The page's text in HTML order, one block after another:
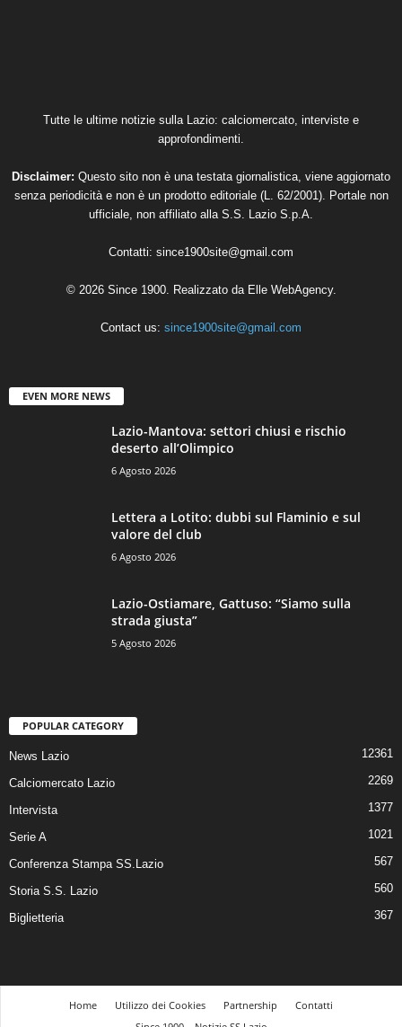
Tutte le ultime notizie sulla Lazio: calciomercato, interviste e
approfondimenti.
Disclaimer: Questo sito non è una testata giornalistica, viene aggiornato
senza periodicità e non è un prodotto editoriale (L. 62/2001). Portale non
ufficiale, non affiliato alla S.S. Lazio S.p.A.
Contatti: since1900site@gmail.com
© 2026 Since 1900. Realizzato da Elle WebAgency.
Contact us: since1900site@gmail.com
EVEN MORE NEWS
Lazio-Mantova: settori chiusi e rischio
deserto all’Olimpico
6 Agosto 2026
Lettera a Lotito: dubbi sul Flaminio e sul
valore del club
6 Agosto 2026
Lazio-Ostiamare, Gattuso: “Siamo sulla
strada giusta”
5 Agosto 2026
POPULAR CATEGORY
News Lazio 12361
Calciomercato Lazio 2269
Intervista 1377
Serie A 1021
Conferenza Stampa SS.Lazio 567
Storia S.S. Lazio 560
Biglietteria 367
Home Utilizzo dei Cookies Partnership
Contatti